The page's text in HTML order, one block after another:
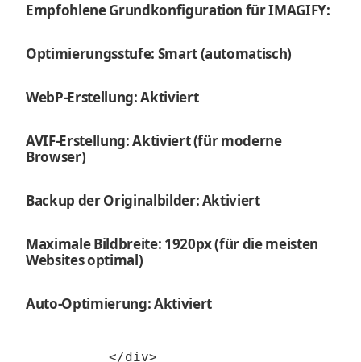
Empfohlene Grundkonfiguration für IMAGIFY:
Optimierungsstufe: Smart (automatisch)
WebP-Erstellung: Aktiviert
AVIF-Erstellung: Aktiviert (für moderne
Browser)
Backup der Originalbilder: Aktiviert
Maximale Bildbreite: 1920px (für die meisten
Websites optimal)
Auto-Optimierung: Aktiviert
        </div>